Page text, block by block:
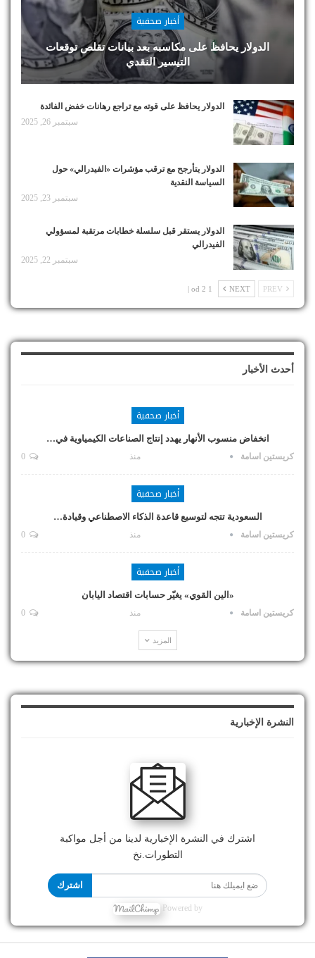
أخبار صحفية
الدولار يحافظ على مكاسبه بعد بيانات تقلص توقعات
التيسير النقدي
الدولار يحافظ على قوته مع تراجع رهانات خفض الفائدة
سبتمبر 26, 2025
الدولار يتأرجح مع ترقب مؤشرات «الفيدرالي» حول
السياسة النقدية
سبتمبر 23, 2025
الدولار يستقر قبل سلسلة خطابات مرتقبة لمسؤولي
الفيدرالي
سبتمبر 22, 2025
NEXT
1 od 2 |
أحدث الأخبار
أخبار صحفية
انخفاض منسوب الأنهار يهدد إنتاج الصناعات الكيمياوية في…
كريستين اسامة منذ
أخبار صحفية
السعودية تتجه لتوسيع قاعدة الذكاء الاصطناعي وقيادة…
كريستين اسامة منذ
أخبار صحفية
«الين القوي» يغيّر حسابات اقتصاد اليابان
كريستين اسامة منذ
المزيد
النشرة الإخبارية
اشترك في النشرة الإخبارية لدينا من أجل مواكبة
التطورات.نخ
اشترك
Powered by